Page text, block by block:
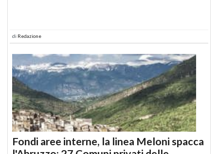
di Redazione
Fondi aree interne, la linea Meloni spacca